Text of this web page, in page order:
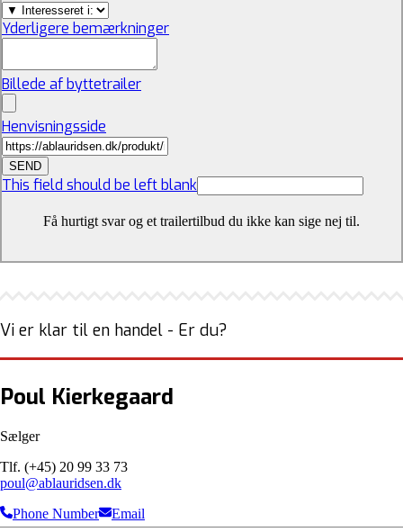
Yderligere bemærkninger
Billede af byttetrailer
Henvisningsside
SEND
This field should be left blank
Få hurtigt svar og et trailertilbud du ikke kan sige nej til.
Vi er klar til en handel - Er du?
Poul Kierkegaard
Sælger
Tlf. (+45) 20 99 33 73
poul@ablauridsen.dk
Phone Number
Email